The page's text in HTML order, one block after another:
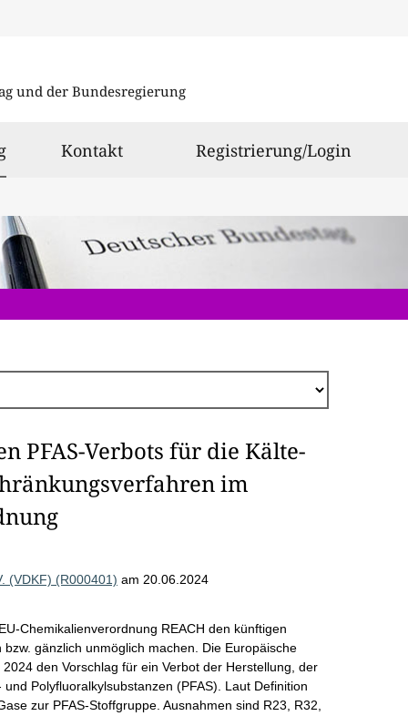
und der Bundesregierung
ausgewählt
Kontakt Registrierung/Login
PFAS-Verbots für die Kälte-
im
(VDKF) (R000401) am 20.06.2024
Chemikalienverordnung REACH den künftigen
gänzlich unmöglich machen. Die Europäische
den Vorschlag für ein Verbot der Herstellung, der
Polyfluoralkylsubstanzen (PFAS). Laut Definition
zur PFAS-Stoffgruppe. Ausnahmen sind R23, R32,